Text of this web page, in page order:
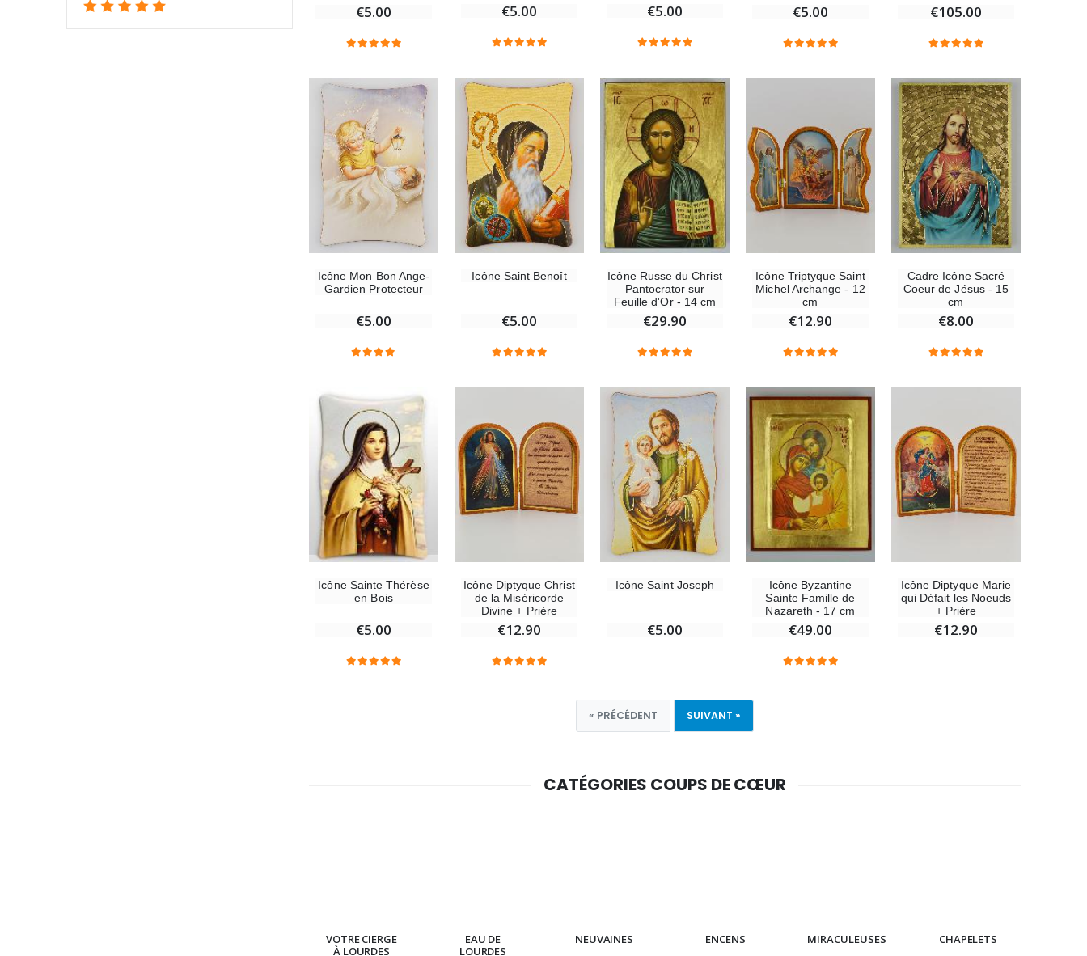
€5.00 €5.00 €5.00 €5.00 €105.00
Icône Mon Bon Ange-
Gardien Protecteur
€5.00
Icône Saint Benoît
€5.00
Icône Russe du Christ
Pantocrator sur
Feuille d'Or - 14 cm
€29.90
Icône Triptyque Saint
Michel Archange - 12
cm
€12.90
Cadre Icône Sacré
Coeur de Jésus - 15
cm
€8.00
Icône Sainte Thérèse
en Bois
€5.00
Icône Diptyque Christ
de la Miséricorde
Divine + Prière
€12.90
Icône Saint Joseph
€5.00
Icône Byzantine
Sainte Famille de
Nazareth - 17 cm
€49.00
Icône Diptyque Marie
qui Défait les Noeuds
+ Prière
€12.90
« PRÉCÉDENT SUIVANT »
CATÉGORIES COUPS DE CŒUR
VOTRE CIERGE
À LOURDES
EAU DE
LOURDES
NEUVAINES ENCENS MIRACULEUSES CHAPELETS